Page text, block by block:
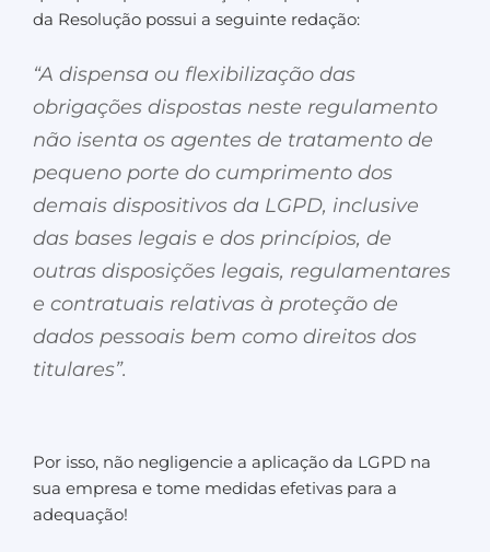
da Resolução possui a seguinte redação:
“A dispensa ou flexibilização das
obrigações dispostas neste regulamento
não isenta os agentes de tratamento de
pequeno porte do cumprimento dos
demais dispositivos da LGPD, inclusive
das bases legais e dos princípios, de
outras disposições legais, regulamentares
e contratuais relativas à proteção de
dados pessoais bem como direitos dos
titulares”.
Por isso, não negligencie a aplicação da LGPD na
sua empresa e tome medidas efetivas para a
adequação!